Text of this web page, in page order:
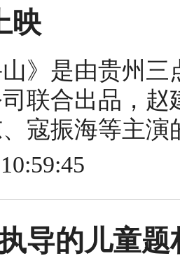
映
山》是由贵州
联合出品，
寇振海等主演
导的儿童